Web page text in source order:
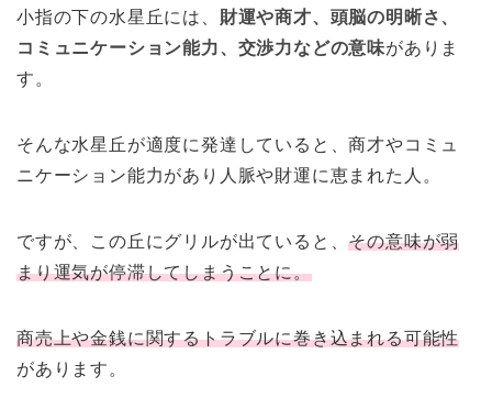
小指の下の水星丘には、 財運や商才、頭脳の明晰さ、
コミュニケーション能力、交渉力などの意味がありま
す。
そんな水星丘が適度に発達していると、商才やコミュ
ニケーション能力があり人脈や財運に恵まれた人。
ですが、この丘にグリルが出ていると、その意味が弱
まり運気が停滞してしまうことに。
商売上や金銭に関するトラブルに巻き込まれる可能性
があります。